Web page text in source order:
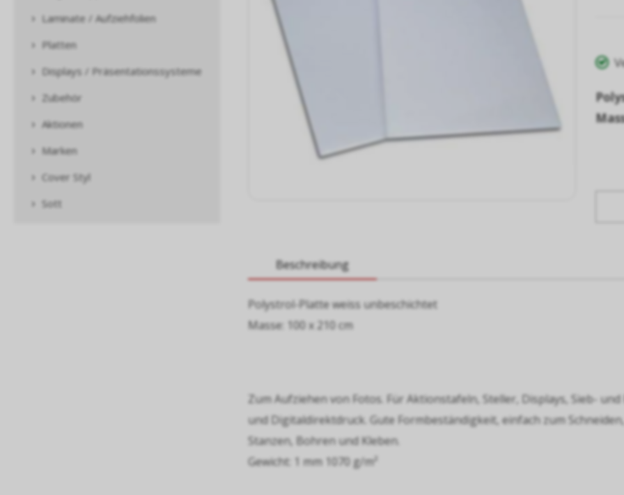
Laminate / Aufziehfolien
Platten
Displays / Präsentationssysteme
Zubehör
Aktionen
Marken
Cover Styl
Sott
Beschreibung
Polystrol-Platte weiss unbeschichtet
Masse: 100 x 210 cm
Zum Aufziehen von Fotos. Für Aktionstafeln, Steller, Displays, Sieb- und
und Digitaldirektdruck. Gute Formbeständigkeit, einfach zum
Stanzen, Bohren und Kleben.
Gewicht: 1 mm 1070 g/m²